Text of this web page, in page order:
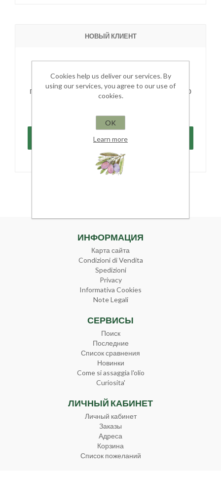
НОВЫЙ КЛИЕНТ
также отслеживать Ваши заказы, если Вы
потратите немного времени на регистрацию
ИНФОРМАЦИЯ
Карта сайта
Condizioni di Vendita
Spedizioni
Privacy
Informativa Cookies
Note Legali
СЕРВИСЫ
Поиск
Последние
Список сравнения
Новинки
Come si assaggia l'olio
Curiosita'
ЛИЧНЫЙ КАБИНЕТ
Личный кабинет
Заказы
Адреса
Корзина
Список пожеланий
Cookies help us deliver our services. By
using our services, you agree to our use of
cookies.
OK
Learn more